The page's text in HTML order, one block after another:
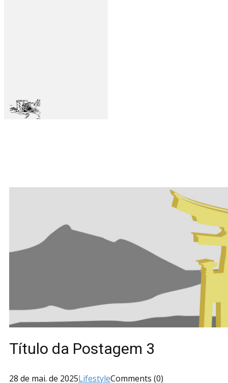
Título da Postagem 3
28 de mai. de 2025LifestyleComments (0)